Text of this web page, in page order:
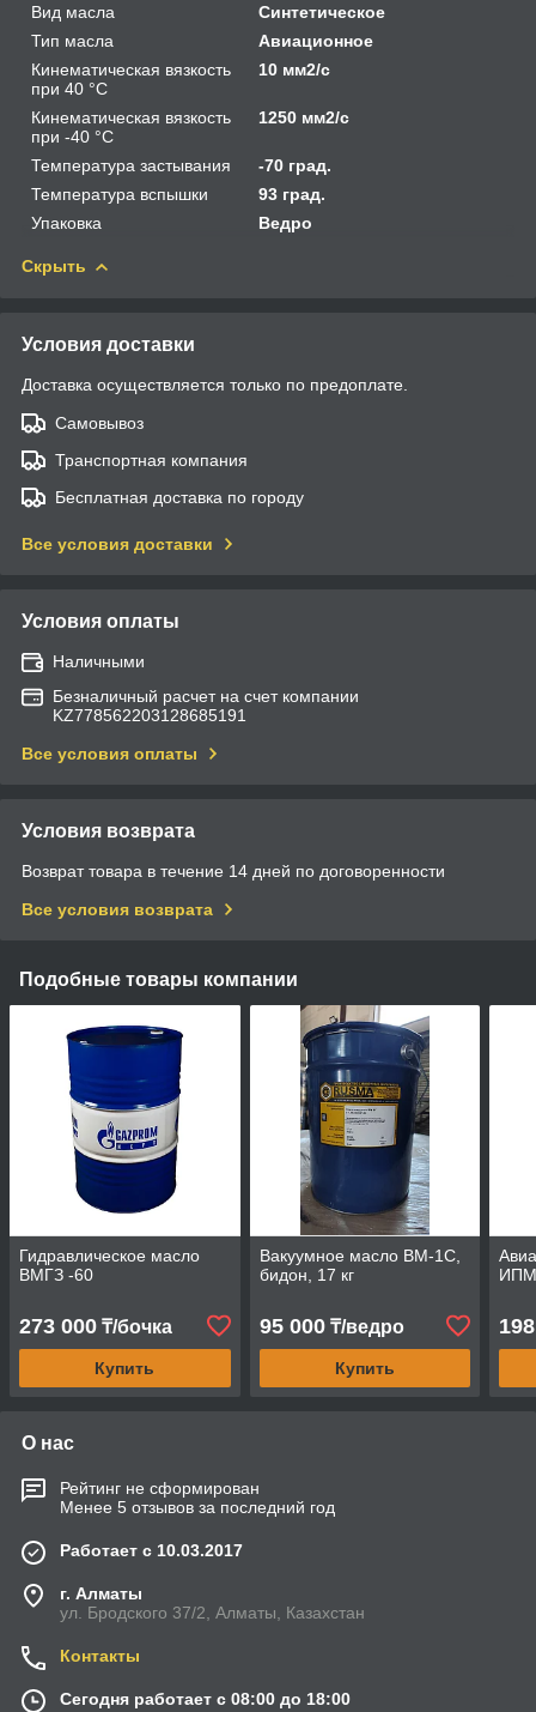
Вид масла
Синтетическое
Тип масла
Авиационное
Кинематическая вязкость
при 40 °С
10 мм2/с
Кинематическая вязкость
при -40 °С
1250 мм2/с
Температура застывания
-70 град.
Температура вспышки
93 град.
Упаковка
Ведро
Скрыть
Условия доставки
Доставка осуществляется только по предоплате.
Самовывоз
Транспортная компания
Бесплатная доставка по городу
Все условия доставки
Условия оплаты
Наличными
Безналичный расчет на счет компании
KZ778562203128685191
Все условия оплаты
Условия возврата
Возврат товара в течение 14 дней по договоренности
Все условия возврата
Подобные товары компании
Гидравлическое масло
ВМГЗ -60
273 000 ₸/бочка
Купить
Вакуумное масло ВМ-1С,
бидон, 17 кг
95 000₸/ведро
Купить
О нас
Рейтинг не сформирован
Менее 5 отзывов за последний год
Работает с 10.03.2017
г. Алматы
ул. Бродского 37/2, Алматы, Казахстан
Контакты
Сегодня работает с 08:00 до 18:00